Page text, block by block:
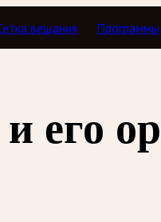
вещания Программы
его